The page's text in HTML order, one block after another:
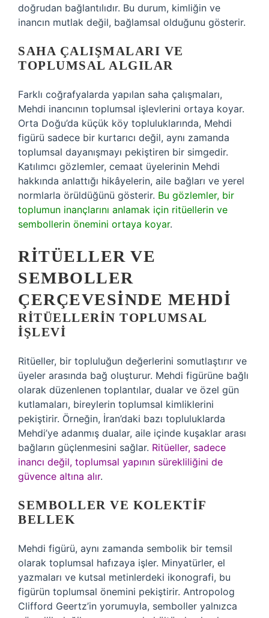
doğrudan bağlantılıdır. Bu durum, kimliğin ve
inancın mutlak değil, bağlamsal olduğunu gösterir.
SAHA ÇALIŞMALARI VE
TOPLUMSAL ALGILAR
Farklı coğrafyalarda yapılan saha çalışmaları,
Mehdi inancının toplumsal işlevlerini ortaya koyar.
Orta Doğu’da küçük köy topluluklarında, Mehdi
figürü sadece bir kurtarıcı değil, aynı zamanda
toplumsal dayanışmayı pekiştiren bir simgedir.
Katılımcı gözlemler, cemaat üyelerinin Mehdi
hakkında anlattığı hikâyelerin, aile bağları ve yerel
normlarla örüldüğünü gösterir. Bu gözlemler, bir
toplumun inançlarını anlamak için ritüellerin ve
sembollerin önemini ortaya koyar.
RITÜELLER VE
SEMBOLLER
ÇERÇEVESINDE MEHDI
RITÜELLERIN TOPLUMSAL
İŞLEVI
Ritüeller, bir topluluğun değerlerini somutlaştırır ve
üyeler arasında bağ oluşturur. Mehdi figürüne bağlı
olarak düzenlenen toplantılar, dualar ve özel gün
kutlamaları, bireylerin toplumsal kimliklerini
pekiştirir. Örneğin, İran’daki bazı topluluklarda
Mehdi’ye adanmış dualar, aile içinde kuşaklar arası
bağların güçlenmesini sağlar. Ritüeller, sadece
inancı değil, toplumsal yapının sürekliliğini de
güvence altına alır.
SEMBOLLER VE KOLEKTIF
BELLEK
Mehdi figürü, aynı zamanda sembolik bir temsil
olarak toplumsal hafızaya işler. Minyatürler, el
yazmaları ve kutsal metinlerdeki ikonografi, bu
figürün toplumsal önemini pekiştirir. Antropolog
Clifford Geertz’in yorumuyla, semboller yalnızca